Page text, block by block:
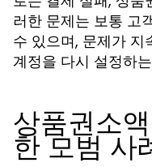
러한 문제는 보통 고
수 있으며, 문제가 지
계정을 다시 설정하
상품권소
한 모범 사